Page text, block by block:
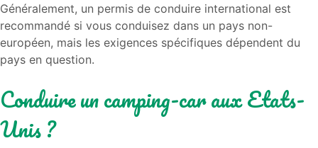
Généralement, un permis de conduire international est
recommandé si vous conduisez dans un pays non-
européen, mais les exigences spécifiques dépendent du
pays en question.
Conduire un camping-car aux Etats-
Unis ?